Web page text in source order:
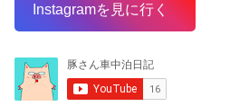
Instagramを見に行く